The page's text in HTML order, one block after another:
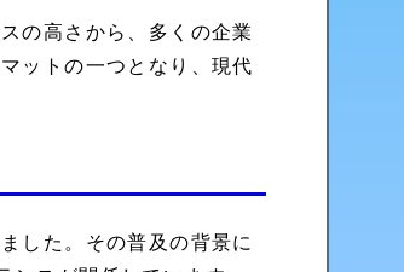
の高さから、多くの企業
ットの一つとなり、現代
した。その普及の背景に